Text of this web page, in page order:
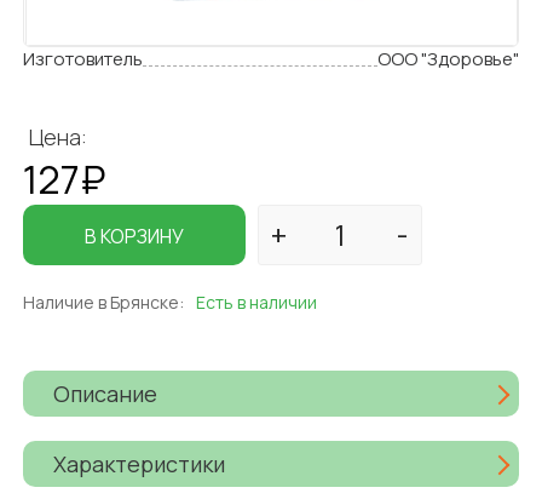
Изготовитель ООО "Здоровье"
Цена:
127₽
В КОРЗИНУ
Наличие в Брянске: Есть в наличии
Описание
Характеристики